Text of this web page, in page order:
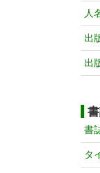
人
出
出
書
タ